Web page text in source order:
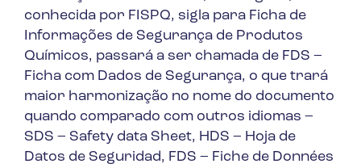
conhecida por FISPQ, sigla para Ficha de
Informações de Segurança de Produtos
Químicos, passará a ser chamada de FDS –
Ficha com Dados de Segurança, o que trará
maior harmonização no nome do documento
quando comparado com outros idiomas –
SDS – Safety data Sheet, HDS – Hoja de
Datos de Seguridad, FDS – Fiche de Données